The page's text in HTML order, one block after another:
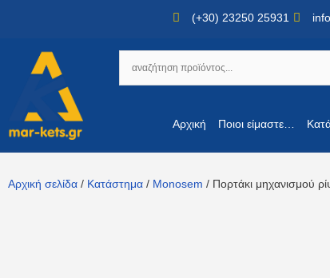
(+30) 23250 25931
Αρχική Ποιοι είμαστε…
Αρχική σελίδα / Κατάστημα / Monosem / Πορτάκι μηχανισμού